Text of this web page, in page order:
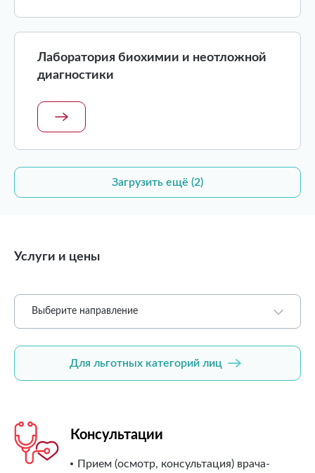
Лаборатория биохимии и неотложной
диагностики
Загрузить ещё (2)
Услуги и цены
Выберите направление
Для льготных категорий лиц
Консультации
Прием (осмотр, консультация) врача-